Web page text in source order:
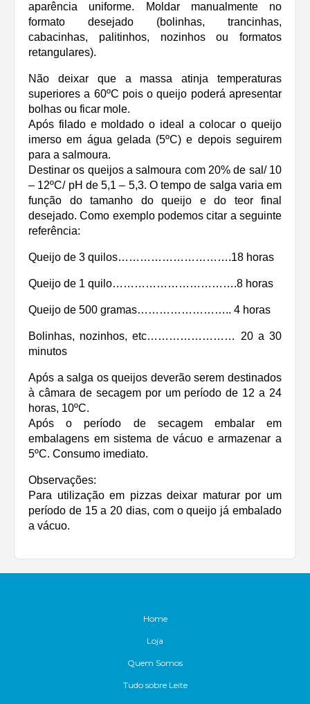
aparência uniforme. Moldar manualmente no
formato desejado (bolinhas, trancinhas,
cabacinhas, palitinhos, nozinhos ou formatos
retangulares).
Não deixar que a massa atinja temperaturas
superiores a 60ºC pois o queijo poderá apresentar
bolhas ou ficar mole.
Após filado e moldado o ideal a colocar o queijo
imerso em água gelada (5ºC) e depois seguirem
para a salmoura.
Destinar os queijos a salmoura com 20% de sal/ 10
– 12ºC/ pH de 5,1 – 5,3. O tempo de salga varia em
função do tamanho do queijo e do teor final
desejado. Como exemplo podemos citar a seguinte
referência:
Queijo de 3 quilos………………………….18 horas
Queijo de 1 quilo…………………………….8 horas
Queijo de 500 gramas…………………….. 4 horas
Bolinhas, nozinhos, etc…………………… 20 a 30
minutos
Após a salga os queijos deverão serem destinados
à câmara de secagem por um período de 12 a 24
horas, 10ºC.
Após o período de secagem embalar em
embalagens em sistema de vácuo e armazenar a
5ºC. Consumo imediato.
Observações:
Para utilização em pizzas deixar maturar por um
período de 15 a 20 dias, com o queijo já embalado
a vácuo.
Home
Loja
Quem Somos
Tudo sobre Leite